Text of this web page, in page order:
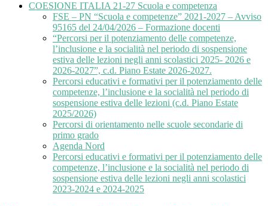
COESIONE ITALIA 21-27 Scuola e competenza
FSE – PN “Scuola e competenze” 2021-2027 – Avviso
95165 del 24/04/2026 – Formazione docenti
“Percorsi per il potenziamento delle competenze,
l’inclusione e la socialità nel periodo di sospensione
estiva delle lezioni negli anni scolastici 2025- 2026 e
2026-2027”, c.d. Piano Estate 2026-2027.
Percorsi educativi e formativi per il potenziamento delle
competenze, l’inclusione e la socialità nel periodo di
sospensione estiva delle lezioni (c.d. Piano Estate
2025/2026)
Percorsi di orientamento nelle scuole secondarie di
primo grado
Agenda Nord
Percorsi educativi e formativi per il potenziamento delle
competenze, l’inclusione e la socialità nel periodo di
sospensione estiva delle lezioni negli anni scolastici
2023-2024 e 2024-2025